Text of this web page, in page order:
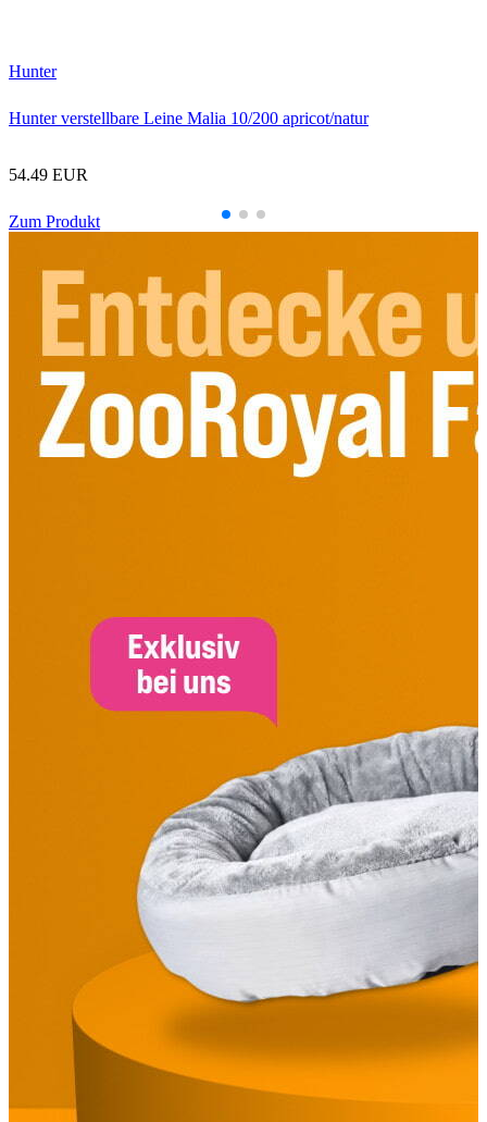
Hunter
Hunter verstellbare Leine Malia 10/200 apricot/natur
54.49 EUR
Zum Produkt